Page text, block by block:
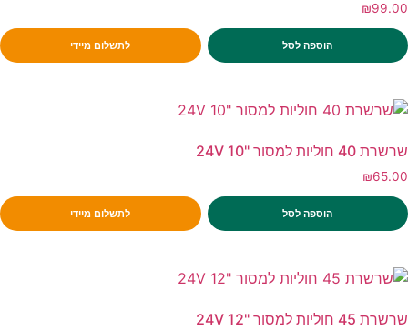
₪99.00
הוספה לסל לתשלום מיידי
שרשרת 40 חוליות למסור "10 24V
₪65.00
הוספה לסל לתשלום מיידי
שרשרת 45 חוליות למסור "12 24V